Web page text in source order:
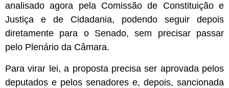
analisado agora pela Comissão de Constituição e
Justiça e de Cidadania, podendo seguir depois
diretamente para o Senado, sem precisar passar
pelo Plenário da Câmara.
Para virar lei, a proposta precisa ser aprovada pelos
deputados e pelos senadores e, depois, sancionada